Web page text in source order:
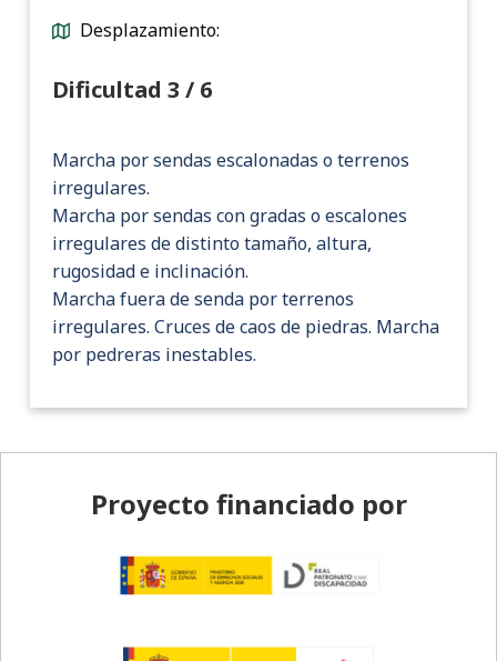
Desplazamiento:
Dificultad 3 / 6
Marcha por sendas escalonadas o terrenos
irregulares.
Marcha por sendas con gradas o escalones
irregulares de distinto tamaño, altura,
rugosidad e inclinación.
Marcha fuera de senda por terrenos
irregulares. Cruces de caos de piedras. Marcha
por pedreras inestables.
Proyecto financiado por